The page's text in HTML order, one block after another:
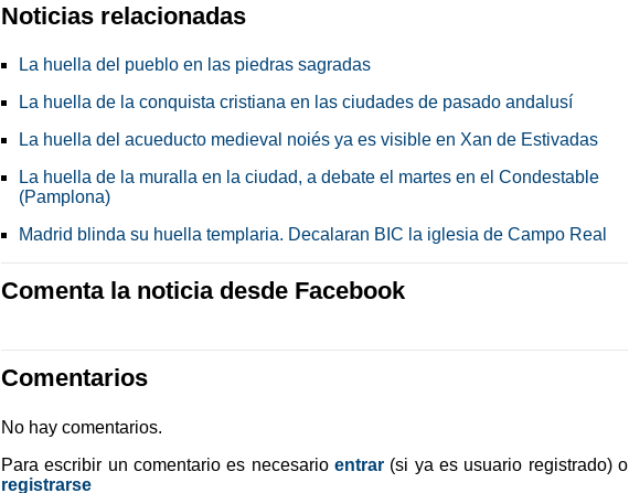
Noticias relacionadas
La huella del pueblo en las piedras sagradas
La huella de la conquista cristiana en las ciudades de pasado andalusí
La huella del acueducto medieval noiés ya es visible en Xan de Estivadas
La huella de la muralla en la ciudad, a debate el martes en el Condestable
(Pamplona)
Madrid blinda su huella templaria. Decalaran BIC la iglesia de Campo Real
Comenta la noticia desde Facebook
Comentarios
No hay comentarios.
Para escribir un comentario es necesario entrar (si ya es usuario registrado) o
registrarse